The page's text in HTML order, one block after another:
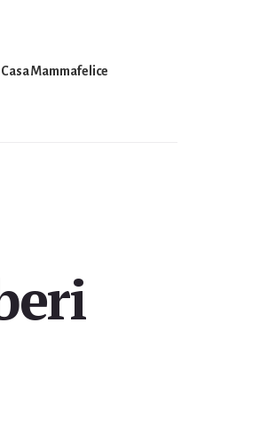
Casa Mammafelice